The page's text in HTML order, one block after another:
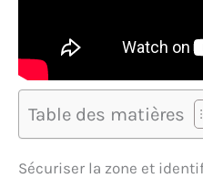
Table des matières
Sécuriser la zone et